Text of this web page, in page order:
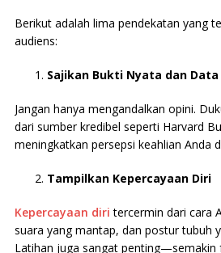
Berikut adalah lima pendekatan yang
audiens:
Sajikan Bukti Nyata dan
Jangan hanya mengandalkan opini.
dari sumber kredibel seperti Harvard
meningkatkan persepsi keahlian Anda
Tampilkan Kepercayaan Diri
Kepercayaan diri tercermin dari cara
suara yang mantap, dan postur tubuh
Latihan juga sangat penting—semakin